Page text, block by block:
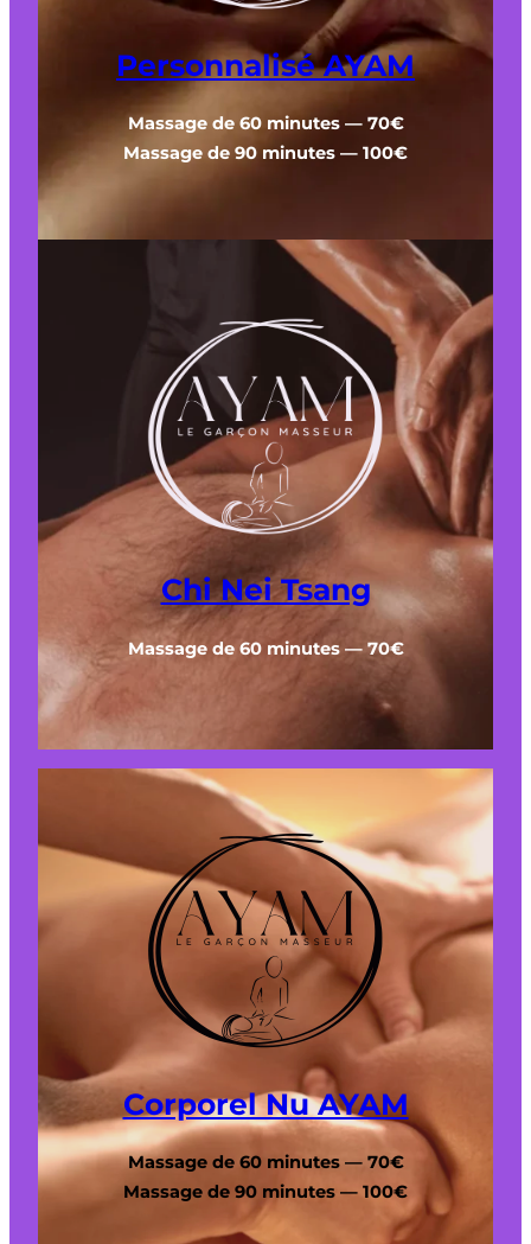
Personnalisé AYAM
Massage de 60 minutes — 70€
Massage de 90 minutes — 100€
Chi Nei Tsang
Massage de 60 minutes — 70€
Corporel Nu AYAM
Massage de 60 minutes — 70€
Massage de 90 minutes — 100€